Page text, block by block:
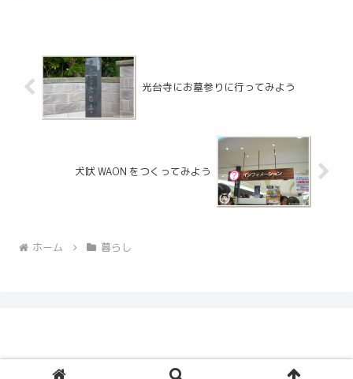
光台寺にお墓参りに行ってみよう
犬吠 WAON をつくってみよう
ホーム 暮らし
© 2005 Ceruberus Husky.